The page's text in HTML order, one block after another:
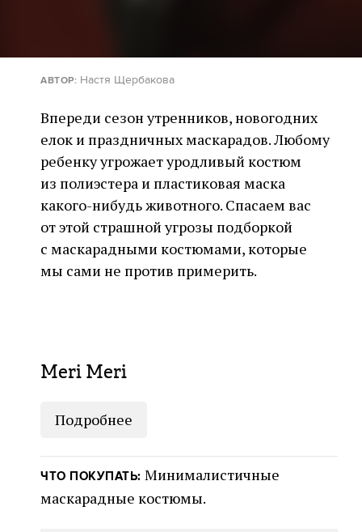
АВТОР: Настя Щербакова
Впереди сезон утренников, новогодних
елок и праздничных маскарадов. Любому
ребенку угрожает уродливый костюм
из полиэстера и пластиковая маска
какого-нибудь животного. Спасаем вас
от этой страшной угрозы подборкой
с маскарадными костюмами, которые
мы сами не против примерить.
Meri Meri
Подробнее
ЧТО ПОКУПАТЬ: Минималистичные
маскарадные костюмы.